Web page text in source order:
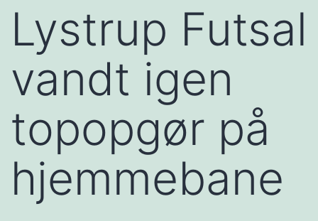
Lystrup Futsal
vandt igen
topopgør på
hjemmebane